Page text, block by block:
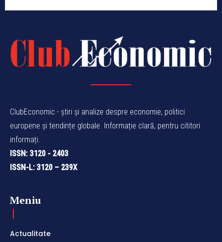
ClubEconomic - știri și analize despre economie, politici
europene și tendințe globale. Informație clară, pentru cititori
informați.
ISSN: 3120 - 2403
ISSN-L: 3120 – 239X
Meniu
Actualitate